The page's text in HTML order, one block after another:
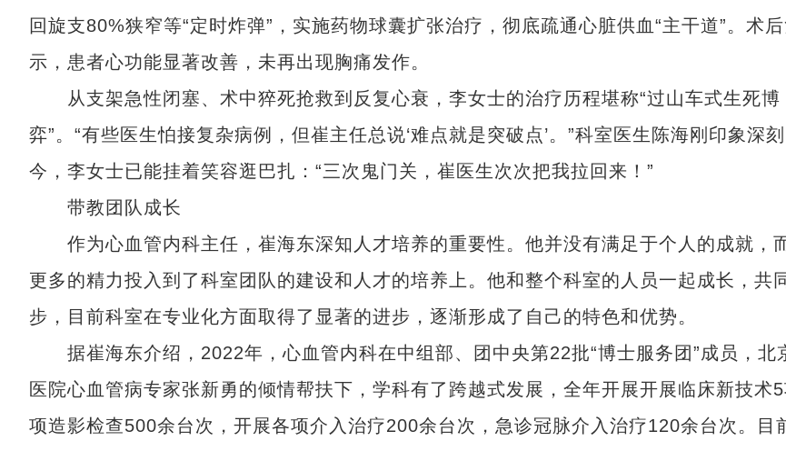
回旋支80%狭窄等“定时炸弹”，实施药物球囊扩张治疗，彻底疏通心脏供血“主干道”。术
示，患者心功能显著改善，未再出现胸痛发作。
从支架急性闭塞、术中猝死抢救到反复心衰，李女士的治疗历程堪称“过山车式生死博
弈”。“有些医生怕接复杂病例，但崔主任总说‘难点就是突破点’。”科室医生陈海刚印象深
今，李女士已能挂着笑容逛巴扎：“三次鬼门关，崔医生次次把我拉回来！”
带教团队成长
作为心血管内科主任，崔海东深知人才培养的重要性。他并没有满足于个人的成就，
更多的精力投入到了科室团队的建设和人才的培养上。他和整个科室的人员一起成长，共
步，目前科室在专业化方面取得了显著的进步，逐渐形成了自己的特色和优势。
据崔海东介绍，2022年，心血管内科在中组部、团中央第22批“博士服务团”成员，北
医院心血管病专家张新勇的倾情帮扶下，学科有了跨越式发展，全年开展开展临床新技术
项造影检查500余台次，开展各项介入治疗200余台次，急诊冠脉介入治疗120余台次。目